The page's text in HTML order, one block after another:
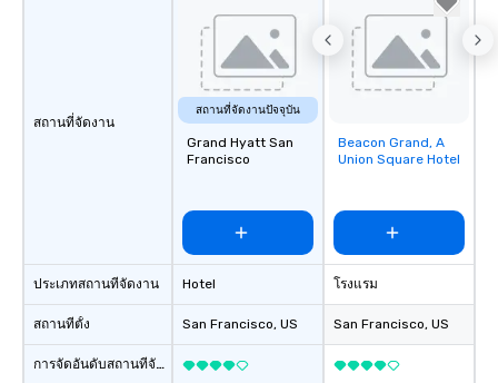
สถานที่จัดงาน
ประเภทสถานที่จัดงาน
สถานที่ตั้ง
การจัดอันดับสถานที่จัดงาน
สถานที่จัดงานปัจจุบัน
Grand Hyatt San
Francisco
Hotel
San Francisco, US
Removed from
favorites
Beacon Grand, A
Union Square Hotel
โรงแรม
San Francisco, US